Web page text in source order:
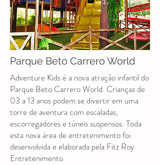
Parque Beto Carrero World
Adventure Kids é a nova atração infantil do
Parque Beto Carrero World. Crianças de
03 a 13 anos podem se divertir em uma
torre de aventura com escaladas,
escorregadores e túneis suspensos. Toda
esta nova área de entretenimento foi
desenvolvida e elaborada pela Fitz Roy
Entretenimento.